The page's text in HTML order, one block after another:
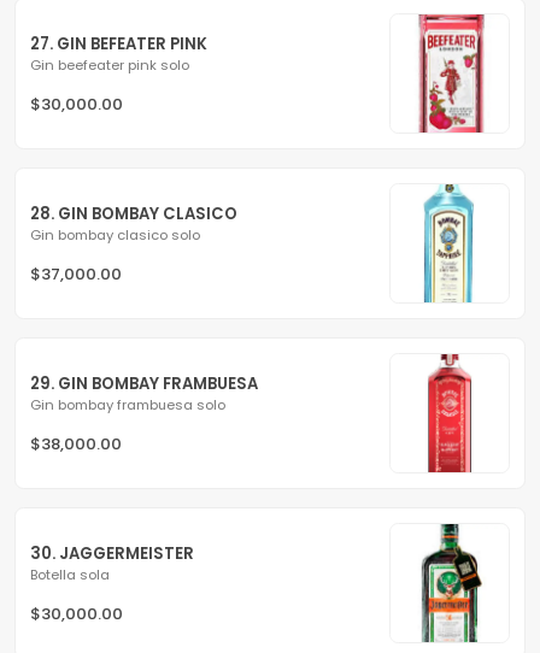
27. GIN BEFEATER PINK
Gin beefeater pink solo
$30,000.00
28. GIN BOMBAY CLASICO
Gin bombay clasico solo
$37,000.00
29. GIN BOMBAY FRAMBUESA
Gin bombay frambuesa solo
$38,000.00
30. JAGGERMEISTER
Botella sola
$30,000.00